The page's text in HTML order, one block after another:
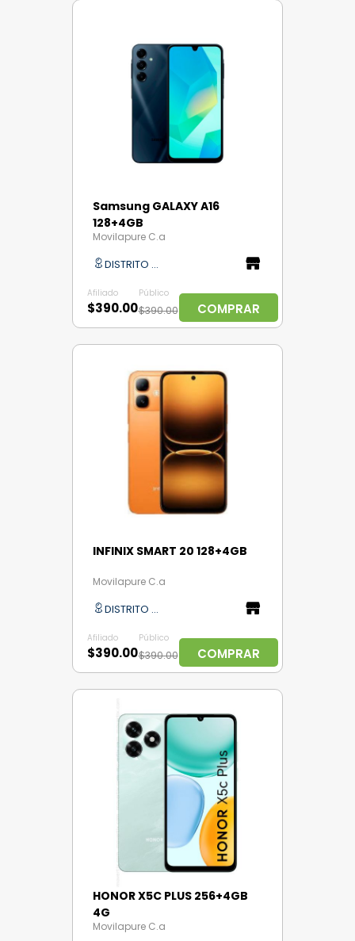
Samsung GALAXY A16
128+4GB
Movilapure C.a
DISTRITO CAPITAL
Afiliado
$390.00
Público
$390.00 COMPRAR
INFINIX SMART 20 128+4GB
Movilapure C.a
DISTRITO CAPITAL
Afiliado
$390.00
Público
$390.00 COMPRAR
HONOR X5C PLUS 256+4GB
4G
Movilapure C.a